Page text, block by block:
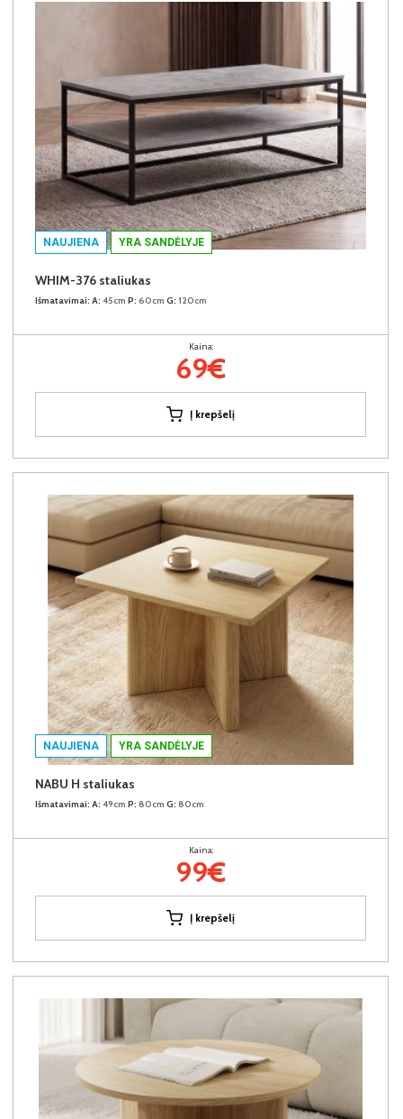
NAUJIENA YRA SANDĖLYJE
WHIM-376 staliukas
Išmatavimai: A: 45cm P: 60cm G: 120cm
Kaina:
69€
Į krepšelį
NAUJIENA YRA SANDĖLYJE
NABU H staliukas
Išmatavimai: A: 49cm P: 80cm G: 80cm
Kaina:
99€
Į krepšelį